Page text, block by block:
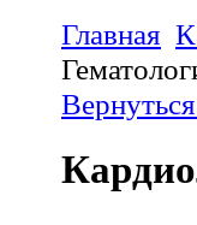
Главная